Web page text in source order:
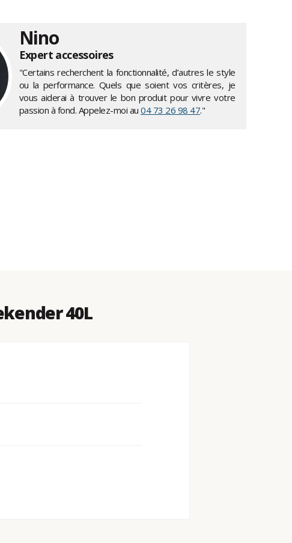
Nino
Expert accessoires
"Certains recherchent la fonctionnalité, d’autres le style
ou la performance. Quels que soient vos critères, je
vous aiderai à trouver le bon produit pour vivre votre
passion à fond. Appelez-moi au 04 73 26 98 47."
40L